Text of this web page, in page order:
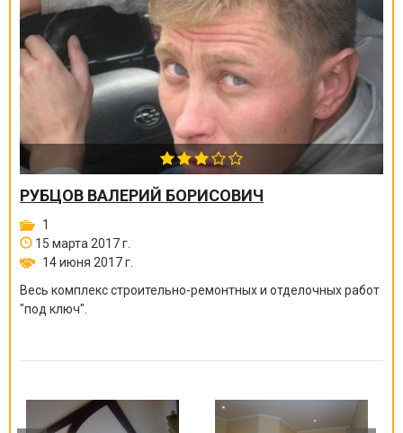
РУБЦОВ ВАЛЕРИЙ БОРИСОВИЧ
1
15 марта 2017 г.
14 июня 2017 г.
Весь комплекс строительно-ремонтных и отделочных работ
"под ключ".